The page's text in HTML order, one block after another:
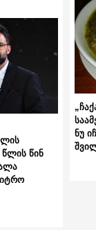
წლის წინ
ნუ